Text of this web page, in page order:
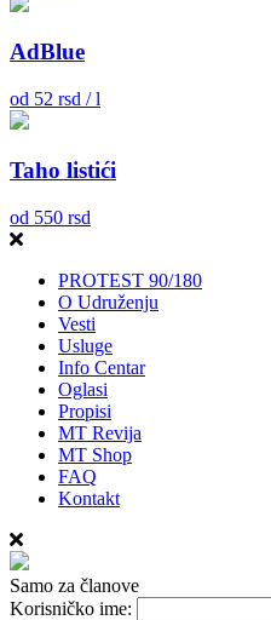
AdBlue
od 52 rsd / l
Taho listići
od 550 rsd
PROTEST 90/180
O Udruženju
Vesti
Usluge
Info Centar
Oglasi
Propisi
MT Revija
MT Shop
FAQ
Kontakt
Samo za članove
Korisničko ime: